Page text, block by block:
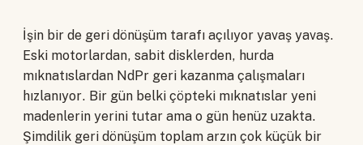
İşin bir de geri dönüşüm tarafı açılıyor yavaş yavaş.
Eski motorlardan, sabit disklerden, hurda
mıknatıslardan NdPr geri kazanma çalışmaları
hızlanıyor. Bir gün belki çöpteki mıknatıslar yeni
madenlerin yerini tutar ama o gün henüz uzakta.
Şimdilik geri dönüşüm toplam arzın çok küçük bir